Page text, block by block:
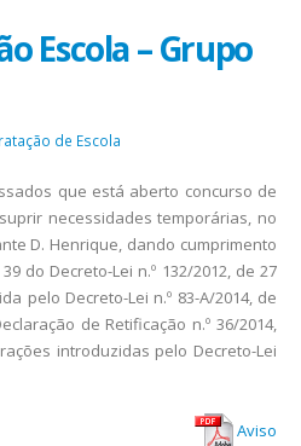
Escola – Grupo
de Escola
que está aberto concurso de
necessidades temporárias, no
D. Henrique, dando cumprimento
do Decreto-Lei n.º 132/2012, de 27
pelo Decreto-Lei n.º 83-A/2014, de
de Retificação n.º 36/2014,
introduzidas pelo Decreto-Lei
Aviso